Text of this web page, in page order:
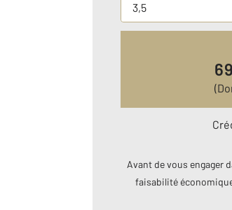
Avant de vous engager
faisabilité